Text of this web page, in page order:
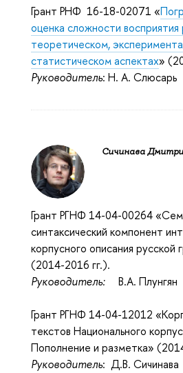
Грант РНФ 16-18-02071 «
оценка сложности восприятия
теоретическом,
статистическом аспектах»
Руководитель: Н. А. Слюсарь
Сичинава
Грант РГНФ 14-04-00264
синтаксический компонент
корпусного описания русской
(2014-2016 гг.).
Руководитель:
В.А. Плунгян
Грант РГНФ 14-04-12012
текстов Национального
Пополнение и разметка»
Руководитель: Д.В. Сичинава